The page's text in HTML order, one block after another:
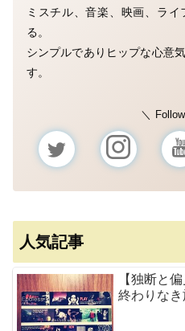
ミスチル、音楽、映画、ラ
る。
シンプルでありヒップな心意
す。
人気記事
【独断と
終わりな